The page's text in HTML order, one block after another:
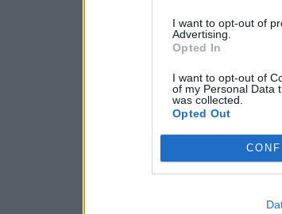
I want to opt-out of
Advertising.
Opted In
I want to opt-out of
of my Personal Data
was collected.
Opted Out